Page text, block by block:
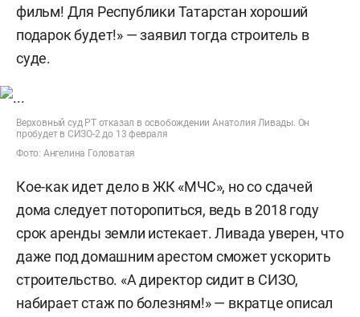
фильм! Для Республики Татарстан хороший
подарок будет!» — заявил тогда строитель в
суде.
Верховный суд РТ отказал в освобождении Анатолия Ливады. Он
пробудет в СИЗО-2 до 13 февраля
Фото: Ангелина Головатая
Кое-как идет дело в ЖК «МЧС», но со сдачей
дома следует поторопиться, ведь в 2018 году
срок аренды земли истекает. Ливада уверен, что
даже под домашним арестом сможет ускорить
строительство. «А директор сидит в СИЗО,
набирает стаж по болезням!» — вкратце описал